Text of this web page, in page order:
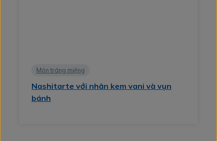
Món tráng miệng
Nashitarte với nhân kem vani và vụn
bánh